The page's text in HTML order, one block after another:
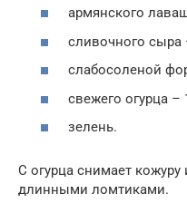
армянского
сливочного сыра
слабосоленой
свежего огурца –
зелень.
С огурца снимает
длинными ломтиками.